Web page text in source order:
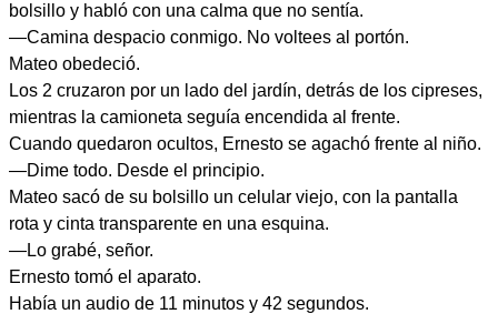
bolsillo y habló con una calma que no sentía.
—Camina despacio conmigo. No voltees al portón.
Mateo obedeció.
Los 2 cruzaron por un lado del jardín, detrás de los cipreses,
mientras la camioneta seguía encendida al frente.
Cuando quedaron ocultos, Ernesto se agachó frente al niño.
—Dime todo. Desde el principio.
Mateo sacó de su bolsillo un celular viejo, con la pantalla
rota y cinta transparente en una esquina.
—Lo grabé, señor.
Ernesto tomó el aparato.
Había un audio de 11 minutos y 42 segundos.